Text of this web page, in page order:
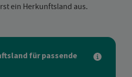
ein Herkunftsland aus.
für passende